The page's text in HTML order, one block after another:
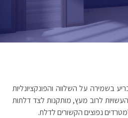
בשמירה על השלווה והפונקציונליות
לרוב מעץ, מותקנות לצד דלתות
נפוצים הקשורים לדלת.